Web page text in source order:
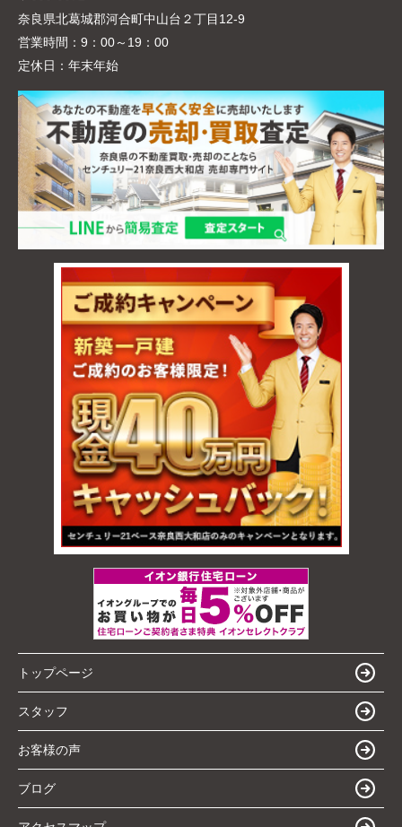
奈良県北葛城郡河合町中山台２丁目12-9
営業時間： 9：00～19：00
定休日： 年末年始
トップページ
スタッフ
お客様の声
ブログ